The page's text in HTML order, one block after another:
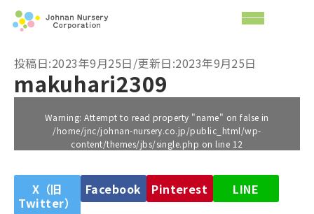
投稿日:2023年9月25日/更新日:2023年9月25日
makuhari2309
Warning: Attempt to read property "name" on false in
/home/jnc/johnan-nursery.co.jp/public_html/wp-
content/themes/jbs/single.php on line 12
X（旧
Twitter）
Facebook Pinterest LINE